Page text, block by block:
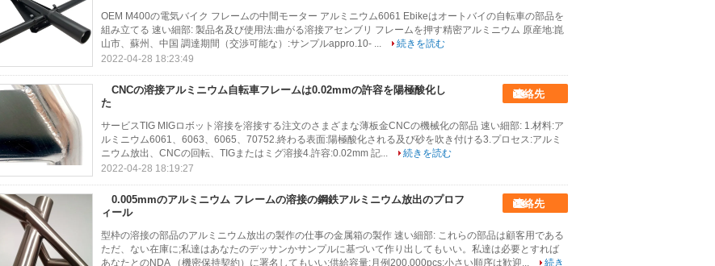
OEM M400の電気バイク フレームの中間モーター アルミニウム6061 Ebikeはオートバイの自転車の部品を
組み立てる 速い細部: 製品名及び使用法:曲がる溶接アセンブリ フレームを押す精密アルミニウム 原産地:崑
山市、蘇州、中国 調達期間（交渉可能な）:サンプルappro.10- ...
続きを読む
2022-04-28 18:23:49
CNCの溶接アルミニウム自転車フレームは0.02mmの許容を陽極酸化し
た
連絡先
サービスTIG MIGロボット溶接を溶接する注文のさまざまな薄板金CNCの機械化の部品 速い細部: 1.材料:ア
ルミニウム6061、6063、6065、70752.終わる表面:陽極酸化される及び砂を吹き付ける3.プロセス:アルミ
ニウム放出、CNCの回転、TIGまたはミグ溶接4.許容:0.02mm 記...
続きを読む
2022-04-28 18:19:27
0.005mmのアルミニウム フレームの溶接の鋼鉄アルミニウム放出のプロフ
ィール
連絡先
型枠の溶接の部品のアルミニウム放出の製作の仕事の金属箱の製作 速い細部: これらの部品は顧客用である
ただ、ない在庫に;私達はあなたのデッサンかサンプルに基づいて作り出してもいい。私達は必要とすれば
あなたとのNDA （機密保持契約）に署名してもいい;供給容量:月例200,000pcs;小さい順序は歓迎...
続き